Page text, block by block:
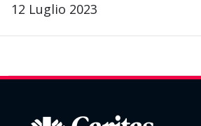
12 Luglio 2023